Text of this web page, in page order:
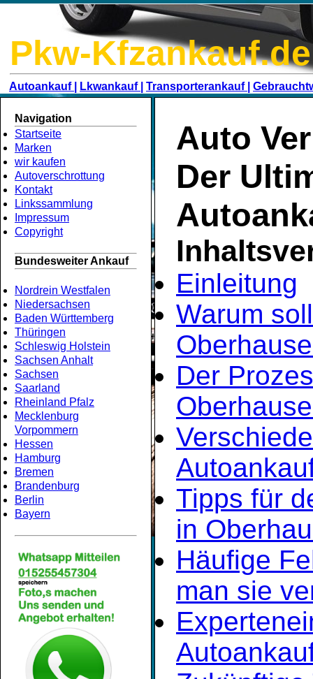
Pkw-Kfzankauf.de
Autoankauf | Lkwankauf | Transporterankauf |
Navigation
Startseite
Marken
wir kaufen
Autoverschrottung
Kontakt
Linkssammlung
Impressum
Copyright
Bundesweiter Ankauf
Nordrein Westfalen
Niedersachsen
Baden Württemberg
Thüringen
Schleswig Holstein
Sachsen Anhalt
Sachsen
Saarland
Rheinland Pfalz
Mecklenburg
Vorpommern
Hessen
Hamburg
Bremen
Brandenburg
Berlin
Bayern
Auto
Der
Einleitung
Warum
Der
Tipps für
in
Häufige
man sie